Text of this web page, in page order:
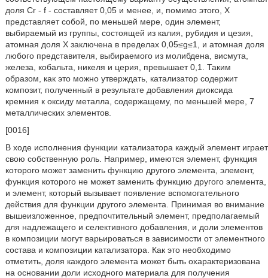
доля Cr - f - составляет 0,05 и менее, и, помимо этого, Х
представляет собой, по меньшей мере, один элемент,
выбираемый из группы, состоящей из калия, рубидия и цезия,
атомная доля Х заключена в пределах 0,05≤g≤1, и атомная доля
любого представителя, выбираемого из молибдена, висмута,
железа, кобальта, никеля и церия, превышает 0,1. Таким
образом, как это можно утверждать, катализатор содержит
композит, полученный в результате добавления диоксида
кремния к оксиду металла, содержащему, по меньшей мере, 7
металлических элементов.
[0016]
В ходе исполнения функции катализатора каждый элемент играет
свою собственную роль. Например, имеются элемент, функция
которого может заменить функцию другого элемента, элемент,
функция которого не может заменить функцию другого элемента,
и элемент, который вызывает появление вспомогательного
действия для функции другого элемента. Принимая во внимание
вышеизложенное, предпочтительный элемент, предполагаемый
для надлежащего и селективного добавления, и доли элементов
в композиции могут варьироваться в зависимости от элементного
состава и композиции катализатора. Как это необходимо
отметить, доля каждого элемента может быть охарактеризована
на основании доли исходного материала для получения